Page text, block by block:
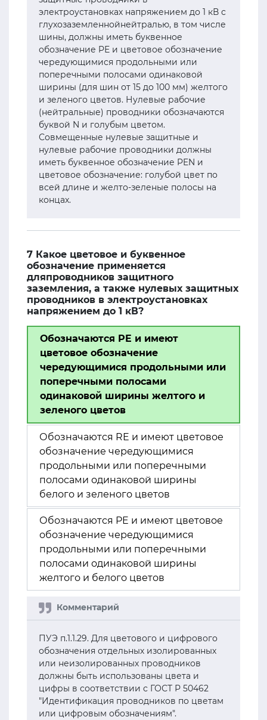
электроустановках напряжением до 1 кВ с
глухозаземленнойнейтралью, в том числе
шины, должны иметь буквенное
обозначение PE и цветовое обозначение
чередующимися продольными или
поперечными полосами одинаковой
ширины (для шин от 15 до 100 мм) желтого
и зеленого цветов. Нулевые рабочие
(нейтральные) проводники обозначаются
буквой N и голубым цветом.
Совмещенные нулевые защитные и
нулевые рабочие проводники должны
иметь буквенное обозначение PEN и
цветовое обозначение: голубой цвет по
всей длине и желто-зеленые полосы на
концах.
7 Какое цветовое и буквенное
обозначение применяется
дляпроводников защитного
заземления, а также нулевых защитных
проводников в электроустановках
напряжением до 1 кВ?
Обозначаются PE и имеют
цветовое обозначение
чередующимися продольными или
поперечными полосами
одинаковой ширины желтого и
зеленого цветов
Обозначаются RE и имеют цветовое
обозначение чередующимися
продольными или поперечными
полосами одинаковой ширины
белого и зеленого цветов
Обозначаются PE и имеют цветовое
обозначение чередующимися
продольными или поперечными
полосами одинаковой ширины
желтого и белого цветов
ПУЭ п.1.1.29. Для цветового и цифрового
обозначения отдельных изолированных
или неизолированных проводников
должны быть использованы цвета и
цифры в соответствии с ГОСТ Р 50462
"Идентификация проводников по цветам
или цифровым обозначениям".